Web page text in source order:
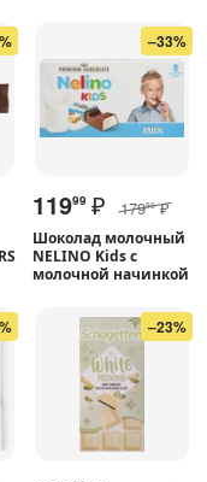
–33%
11999 ₽ 17999 ₽
Шоколад молочный
NELINO Kids с
молочной начинкой
–23%